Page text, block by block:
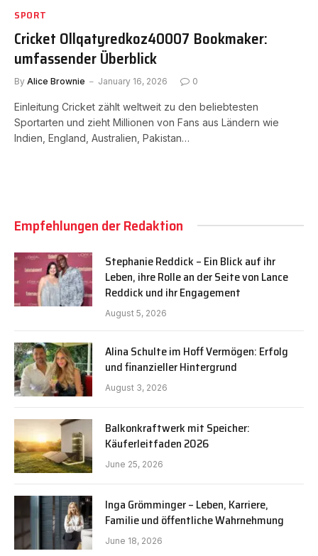
SPORT
Cricket Ollqatyredkoz40007 Bookmaker:
umfassender Überblick
By Alice Brownie January 16, 2026 0
Einleitung Cricket zählt weltweit zu den beliebtesten
Sportarten und zieht Millionen von Fans aus Ländern wie
Indien, England, Australien, Pakistan…
Empfehlungen der Redaktion
Stephanie Reddick – Ein Blick auf ihr
Leben, ihre Rolle an der Seite von Lance
Reddick und ihr Engagement
August 5, 2026
Alina Schulte im Hoff Vermögen: Erfolg
und finanzieller Hintergrund
August 3, 2026
Balkonkraftwerk mit Speicher:
Käuferleitfaden 2026
June 25, 2026
Inga Grömminger – Leben, Karriere,
Familie und öffentliche Wahrnehmung
June 18, 2026